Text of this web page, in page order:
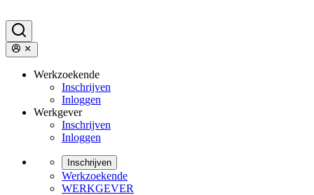
Werkzoekende
Inschrijven
Inloggen
Werkgever
Inschrijven
Inloggen
Inschrijven
Werkzoekende
WERKGEVER